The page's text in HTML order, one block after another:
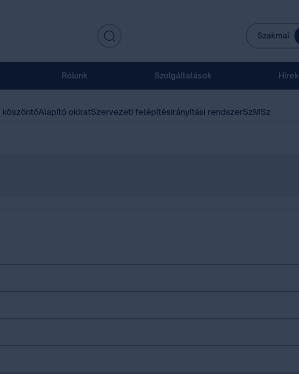
Szakmai
Rólunk Szolgáltatások Hírek
köszöntőAlapító okiratSzervezeti felépítésIrányítási rendszerSzMSz